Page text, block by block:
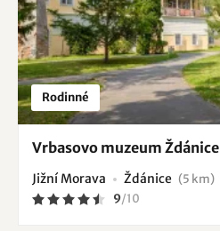
Rodinné
Vrbasovo muzeum Ždánice
Jižní Morava Ždánice (5 km)
9/10